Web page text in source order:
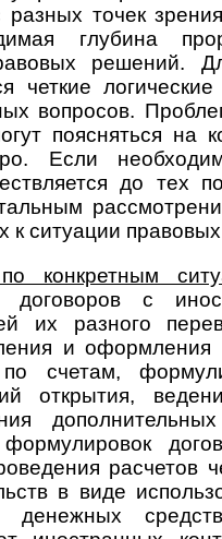
точек
глубина
решений.
четкие
вопросов.
поясняться на
Если
до тех
к ситуации
конкретным
договоров с
их разного
и
счетам,
открытия,
расчетов
в виде
денежных